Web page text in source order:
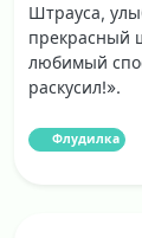
Штрауса,
прекрасный
любимый
раскусил!».
Флудилка